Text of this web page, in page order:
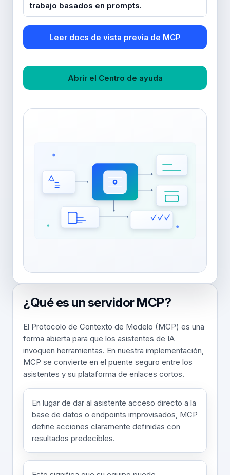
trabajo basados en prompts.
Leer docs de vista previa de MCP
Abrir el Centro de ayuda
¿Qué es un servidor MCP?
El Protocolo de Contexto de Modelo (MCP) es una
forma abierta para que los asistentes de IA
invoquen herramientas. En nuestra implementación,
MCP se convierte en el puente seguro entre los
asistentes y su plataforma de enlaces cortos.
En lugar de dar al asistente acceso directo a la
base de datos o endpoints improvisados, MCP
define acciones claramente definidas con
resultados predecibles.